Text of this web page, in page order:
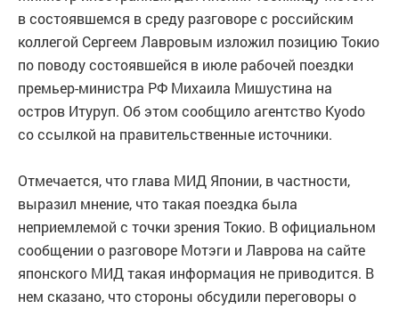
в состоявшемся в среду разговоре с российским
коллегой Сергеем Лавровым изложил позицию Токио
по поводу состоявшейся в июле рабочей поездки
премьер-министра РФ Михаила Мишустина на
остров Итуруп. Об этом сообщило агентство Kyodo
со ссылкой на правительственные источники.
Отмечается, что глава МИД Японии, в частности,
выразил мнение, что такая поездка была
неприемлемой с точки зрения Токио. В официальном
сообщении о разговоре Мотэги и Лаврова на сайте
японского МИД такая информация не приводится. В
нем сказано, что стороны обсудили переговоры о